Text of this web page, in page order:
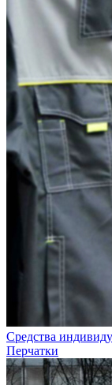
Средства
Перчатки